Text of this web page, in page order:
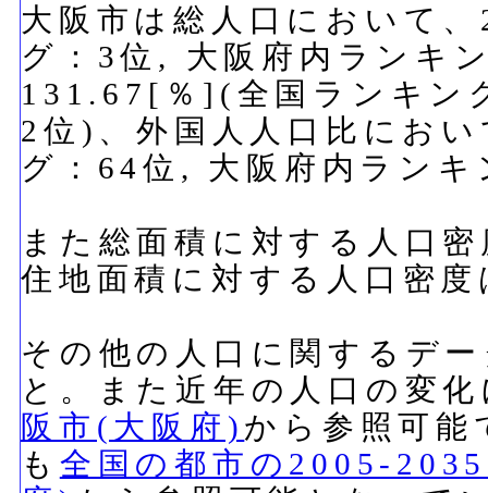
大阪市は総人口において
グ：3位, 大阪府内ランキ
131.67[％](全国ランキン
2位)、外国人人口比にお
グ：64位, 大阪府内ラン
また総面積に対する人口
住地面積に対する人口密
その他の人口に関するデ
と。また近年の人口の変
阪市(大阪府) から参照可能
も 全国の都市の2005-